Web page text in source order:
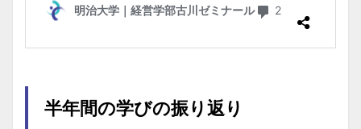
半年間の学びの振り返り